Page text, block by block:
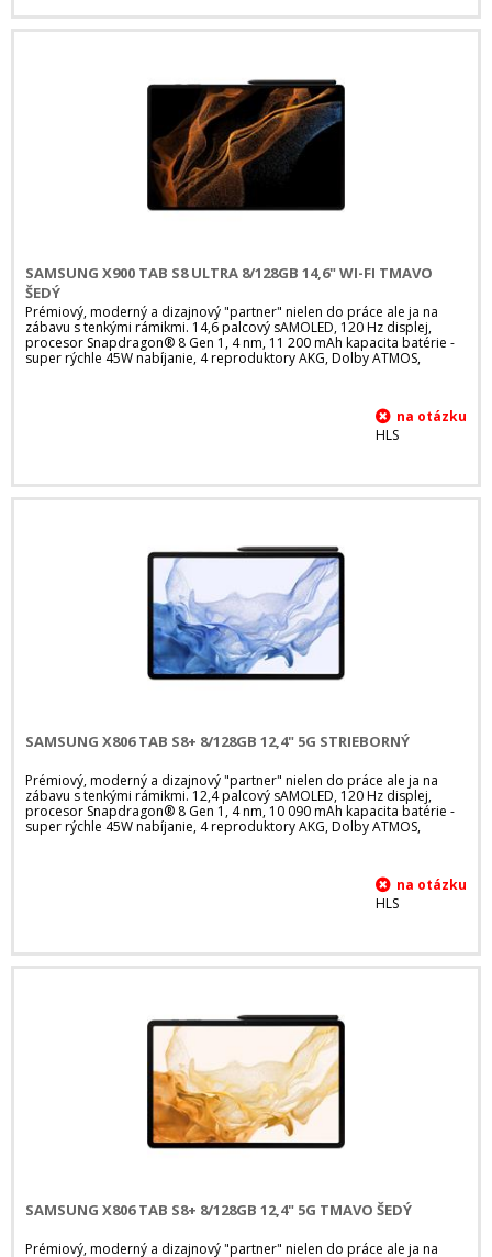
SAMSUNG X900 TAB S8 ULTRA 8/128GB 14,6" WI-FI TMAVO
ŠEDÝ
Prémiový, moderný a dizajnový "partner" nielen do práce ale ja na
zábavu s tenkými rámikmi. 14,6 palcový sAMOLED, 120 Hz displej,
procesor Snapdragon® 8 Gen 1, 4 nm, 11 200 mAh kapacita batérie -
super rýchle 45W nabíjanie, 4 reproduktory AKG, Dolby ATMOS,
HLS
SAMSUNG X806 TAB S8+ 8/128GB 12,4" 5G STRIEBORNÝ
Prémiový, moderný a dizajnový "partner" nielen do práce ale ja na
zábavu s tenkými rámikmi. 12,4 palcový sAMOLED, 120 Hz displej,
procesor Snapdragon® 8 Gen 1, 4 nm, 10 090 mAh kapacita batérie -
super rýchle 45W nabíjanie, 4 reproduktory AKG, Dolby ATMOS,
HLS
SAMSUNG X806 TAB S8+ 8/128GB 12,4" 5G TMAVO ŠEDÝ
Prémiový, moderný a dizajnový "partner" nielen do práce ale ja na